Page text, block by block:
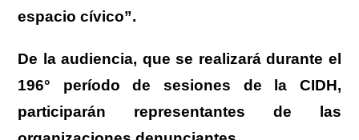
espacio cívico”.
De la audiencia, que se realizará durante el
196° período de sesiones de la CIDH,
participarán representantes de las